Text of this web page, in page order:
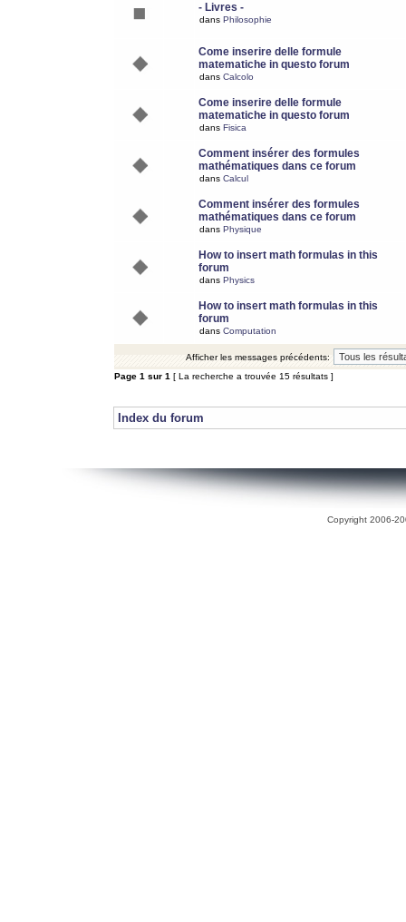
- Livres -
dans Philosophie
Come inserire delle formule
matematiche in questo forum
dans Calcolo
Come inserire delle formule
matematiche in questo forum
dans Fisica
Comment insérer des formules
mathématiques dans ce forum
dans Calcul
Comment insérer des formules
mathématiques dans ce forum
dans Physique
How to insert math formulas in this
forum
dans Physics
How to insert math formulas in this
forum
dans Computation
Afficher les messages précédents:
Page 1 sur 1 [ La recherche a trouvée 15 résultats ]
Index du forum
Copyright 2006-